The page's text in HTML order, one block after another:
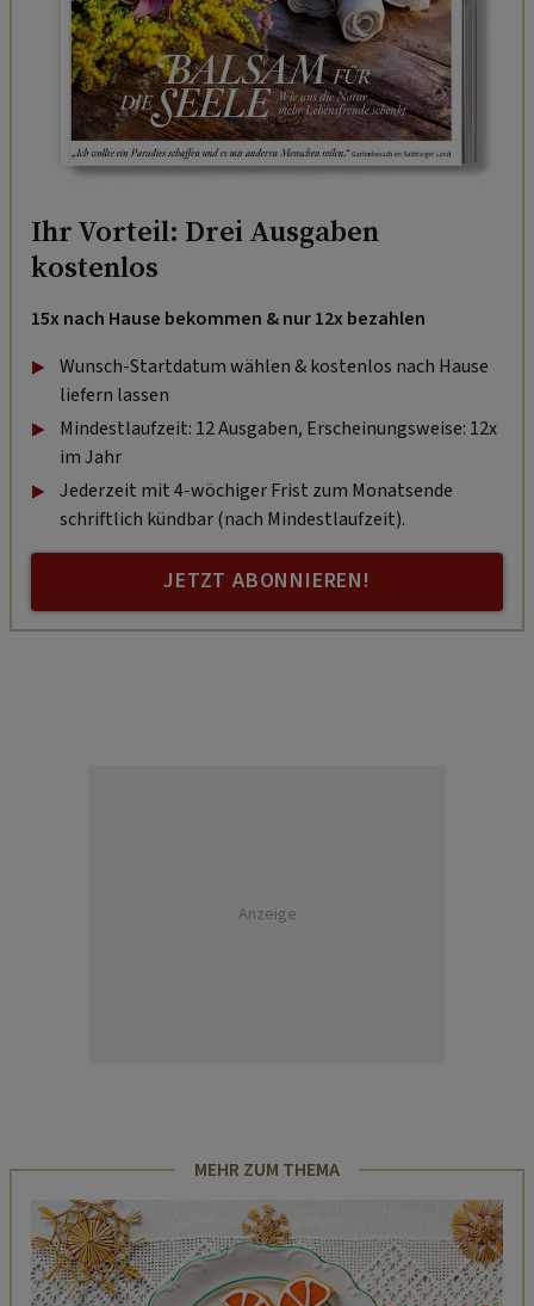
Ihr Vorteil: Drei Ausgaben
kostenlos
15x nach Hause bekommen & nur 12x bezahlen
Wunsch-Startdatum wählen & kostenlos nach Hause
liefern lassen
Mindestlaufzeit: 12 Ausgaben, Erscheinungsweise: 12x
im Jahr
Jederzeit mit 4-wöchiger Frist zum Monatsende
schriftlich kündbar (nach Mindestlaufzeit).
JETZT ABONNIEREN!
Anzeige
MEHR ZUM THEMA